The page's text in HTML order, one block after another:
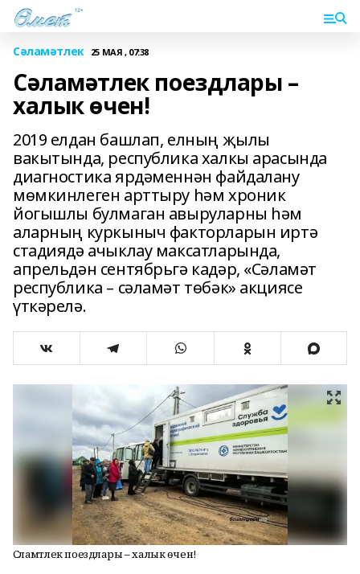
Сәламәтлек 25 МАЯ , 07:38
Сәламәтлек поездлары –
халык өчен!
2019 елдан башлап, елның җылы
вакытында, республика халкы арасында
диагностика ярдәменнән файдалану
мөмкинлеген арттыру һәм хроник
йогышлы булмаган авыруларны һәм
аларның куркыныч факторларын иртә
стадиядә ачыклау максатларында,
апрельдән сентябрьгә кадәр, «Сәламәт
республика – сәламәт төбәк» акциясе
үткәрелә.
Сәламәтлек поездлары – халык өчен!